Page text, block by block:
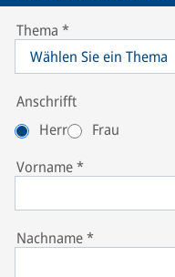
Thema *
Wählen Sie ein Thema
Anschrifft
Herr
Frau
Vorname*
Nachname*